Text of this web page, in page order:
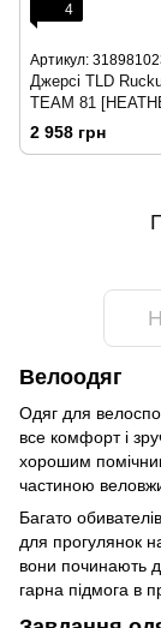
4
Артикул:
Джерсі TLD
TEAM 81
розмір MD
2 958 грн
Велоодяг
Одяг для
все комфорт і
хорошим
частиною
Багато
для прогулянок
вони починають
гарна підмога в